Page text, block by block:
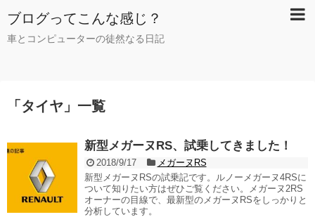
ブログってこんな感じ？
車とコンピューターの徒然なる日記
「 タイヤ 」 一覧
新型メガーヌRS、試乗してきました！
2018/9/17
メガーヌRS
新型メガーヌRSの試乗記です。ルノーメガーヌ4RSに
ついて知りたい方はぜひご覧ください。メガーヌ2RS
オーナーの目線で、最新型のメガーヌRSをしっかりと
分析しています。